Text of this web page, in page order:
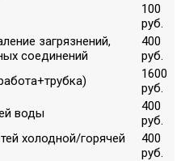
100
руб.
загрязнений,
соединений
400
руб.
1600
руб.
воды
400
руб.
холодной/горячей
400
руб.